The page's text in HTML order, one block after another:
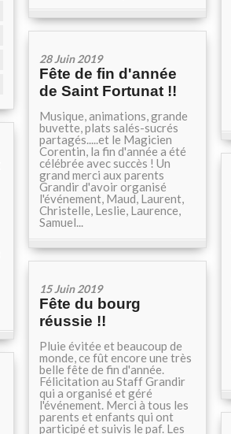
28 Juin 2019
Fête de fin d'année
de Saint Fortunat !!
Musique, animations, grande
buvette, plats salés-sucrés
partagés.....et le Magicien
Corentin, la fin d'année a été
célébrée avec succès ! Un
grand merci aux parents
Grandir d'avoir organisé
l'événement, Maud, Laurent,
Christelle, Leslie, Laurence,
Samuel...
15 Juin 2019
Fête du bourg
réussie !!
Pluie évitée et beaucoup de
monde, ce fût encore une très
belle fête de fin d'année.
Félicitation au Staff Grandir
qui a organisé et géré
l'événement. Merci à tous les
parents et enfants qui ont
participé et suivis le paf. Les